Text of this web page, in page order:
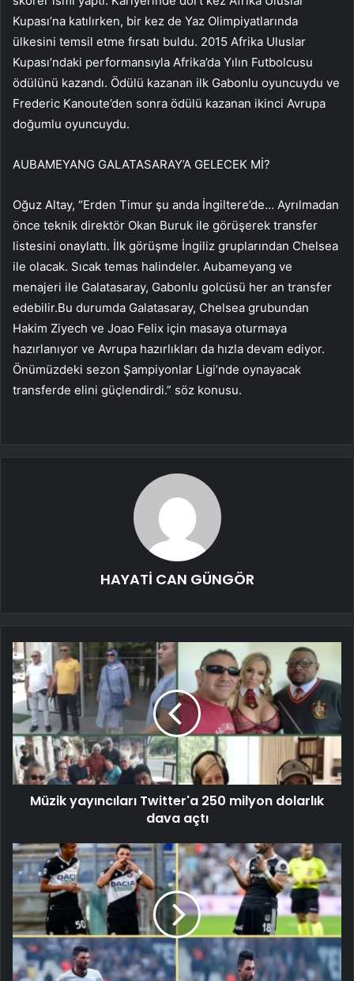
Kupası’na katılırken, bir kez de Yaz Olimpiyatlarında
ülkesini temsil etme fırsatı buldu. 2015 Afrika Uluslar
Kupası’ndaki performansıyla Afrika’da Yılın Futbolcusu
ödülünü kazandı. Ödülü kazanan ilk Gabonlu oyuncuydu ve
Frederic Kanoute’den sonra ödülü kazanan ikinci Avrupa
doğumlu oyuncuydu.
AUBAMEYANG GALATASARAY’A GELECEK Mİ?
Oğuz Altay, “Erden Timur şu anda İngiltere’de… Ayrılmadan
önce teknik direktör Okan Buruk ile görüşerek transfer
listesini onaylattı. İlk görüşme İngiliz gruplarından Chelsea
ile olacak. Sıcak temas halindeler. Aubameyang ve
menajeri ile Galatasaray, Gabonlu golcüsü her an transfer
edebilir.Bu durumda Galatasaray, Chelsea grubundan
Hakim Ziyech ve Joao Felix için masaya oturmaya
hazırlanıyor ve Avrupa hazırlıkları da hızla devam ediyor.
Önümüzdeki sezon Şampiyonlar Ligi’nde oynayacak
transferde elini güçlendirdi.” söz konusu.
HAYATİ CAN GÜNGÖR
Müzik yayıncıları Twitter'a 250 milyon dolarlık
dava açtı